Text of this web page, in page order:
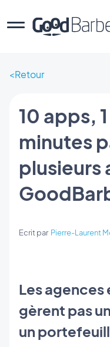
Retour
10 apps,
minutes
plusieurs
Ecrit par Pierre-Laurent
Les agences
gèrent pas
un